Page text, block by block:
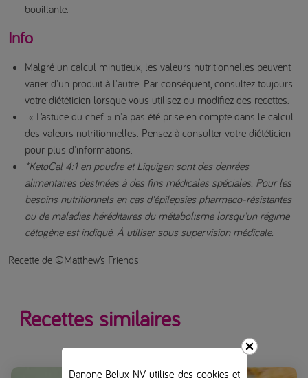
bouillante.
Info
Malgré un calcul minutieux, les valeurs nutritionnelles peuvent
varier d'un produit à l'autre. Par conséquent, consultez toujours
votre diététicien lorsque vous utilisez ou modifiez des recettes.
« L’astuce du chef » n'a pas été prise en compte dans le calcul
des valeurs nutritionnelles. Pensez à consulter votre diététicien
pour plus d'informations.
*KetoCal 4:1 en poudre et Liquigen sont des denrées
alimentaires destinées à des fins médicales spéciales. Pour les
besoins nutritionnels en cas d'épilepsies pharmaco-résistantes
ou de maladies héréditaires du métabolisme lorsqu'un régime
cétogène est indiqué. À utiliser sous supervision médicale.
Recette de ©Matthew’s Friends
Recettes similaires
Danone Belux NV utilise des cookies et